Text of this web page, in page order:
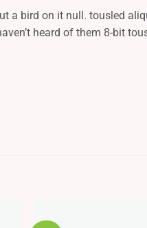
a bird on it null. tousled
heard of them 8-bit